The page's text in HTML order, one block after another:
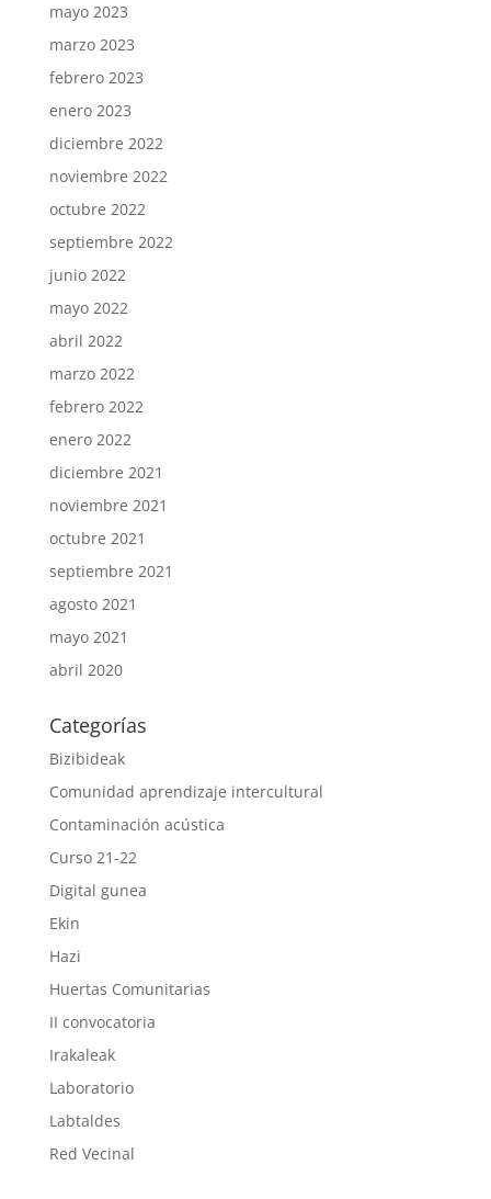
mayo 2023
marzo 2023
febrero 2023
enero 2023
diciembre 2022
noviembre 2022
octubre 2022
septiembre 2022
junio 2022
mayo 2022
abril 2022
marzo 2022
febrero 2022
enero 2022
diciembre 2021
noviembre 2021
octubre 2021
septiembre 2021
agosto 2021
mayo 2021
abril 2020
Categorías
Bizibideak
Comunidad aprendizaje intercultural
Contaminación acústica
Curso 21-22
Digital gunea
Ekin
Hazi
Huertas Comunitarias
II convocatoria
Irakaleak
Laboratorio
Labtaldes
Red Vecinal